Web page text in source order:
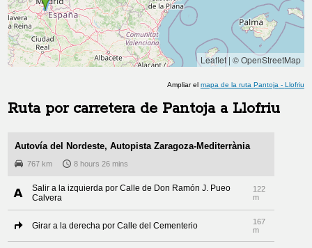
Leaflet| © OpenStreetMap
Ampliar el mapa de la ruta Pantoja - Llofriu
Ruta por carretera de Pantojaa Llofriu
Autovía del Nordeste, Autopista Zaragoza-Mediterrània
767 km 8 hours 26 mins
Salir a la izquierda por Calle de Don Ramón J. Pueo
Calvera
122
m
Girar a la derecha por Calle del Cementerio
167
m